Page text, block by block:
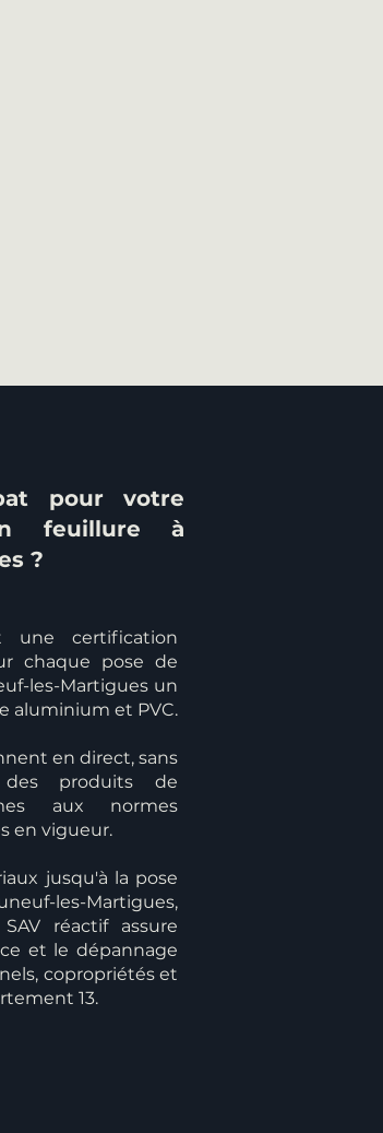
pour votre
feuillure à
?
une certification
chaque pose de
les-Martigues un
aluminium et PVC.
en direct, sans
des produits de
aux normes
en vigueur.
jusqu'à la pose
les-Martigues,
réactif assure
et le dépannage
copropriétés et
13.